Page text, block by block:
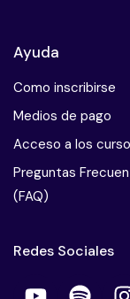
Ayuda
Como inscribirse
Medios de pago
Acceso a los
Preguntas
(FAQ)
Redes Sociales